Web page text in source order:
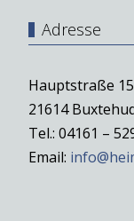
Adresse
Hauptstraße 15
21614
Tel.: 04161 –
Email: